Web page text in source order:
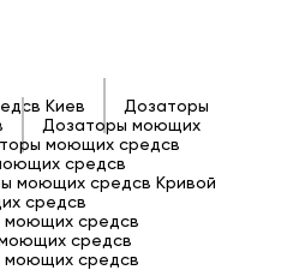
Киев
Дозаторы
Дозаторы моющих
моющих средсв
средсв
моющих средсв Кривой
средсв
моющих средсв
средсв
моющих средсв